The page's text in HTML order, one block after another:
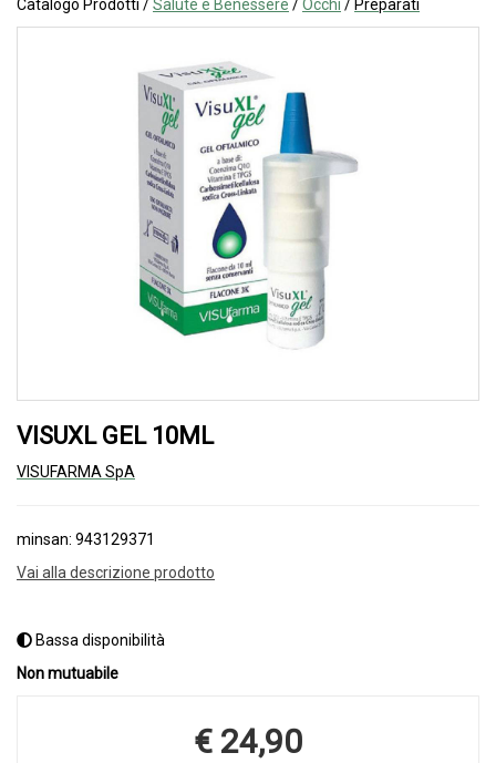
Catalogo Prodotti /Salute e Benessere /Occhi / Preparati
VISUXL GEL 10ML
VISUFARMA SpA
minsan: 943129371
Vai alla descrizione prodotto
Bassa disponibilità
Non mutuabile
Prezzo
€ 24,90